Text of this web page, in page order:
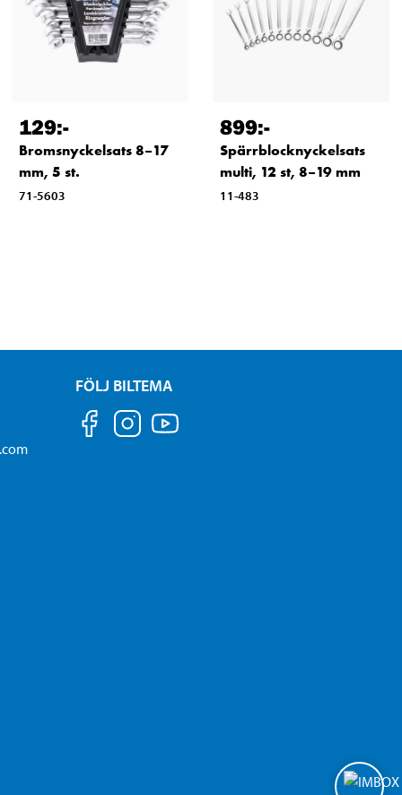
129:-
Bromsnyckelsats 8–17
mm, 5 st.
71-5603
899:-
Spärrblocknyckelsats
multi, 12 st, 8–19 mm
11-483
FÖLJ BILTEMA